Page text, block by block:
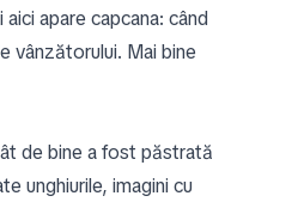
apare capcana: când
vânzătorului. Mai bine
de bine a fost păstrată
unghiurile, imagini cu